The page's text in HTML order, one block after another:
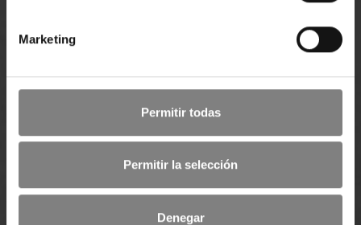
Marketing
Permitir todas
Permitir la selección
Denegar